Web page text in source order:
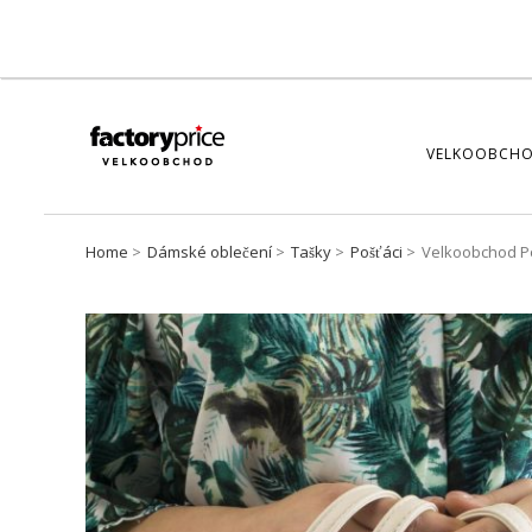
Home Dámské oblečení Tašky Pošťáci Velkoobchod